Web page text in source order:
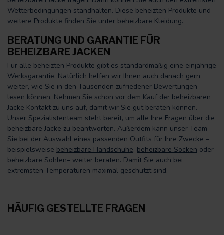
Wetterbedingungen standhalten. Diese beheizten Produkte und
weitere Produkte finden Sie unter beheizbare Kleidung.
BERATUNG UND GARANTIE FÜR
BEHEIZBARE JACKEN
Für alle beheizten Produkte gibt es standardmäßig eine einjährige
Werksgarantie. Natürlich helfen wir Ihnen auch danach gern
weiter, wie Sie in den Tausenden zufriedener Bewertungen
lesen können. Nehmen Sie schon vor dem Kauf der beheizbaren
Jacke Kontakt zu uns auf, damit wir Sie gut beraten können.
Unser Spezialistenteam steht bereit, um alle Ihre Fragen über die
beheizbare Jacke zu beantworten. Außerdem kann unser Team
Sie bei der Auswahl eines passenden Outfits für Ihre Zwecke –
beispielsweise beheizbare Handschuhe, beheizbare Socken oder
beheizbare Sohlen– weiter beraten. Damit Sie auch bei
extremsten Temperaturen maximal geschützt sind.
HÄUFIG GESTELLTE FRAGEN